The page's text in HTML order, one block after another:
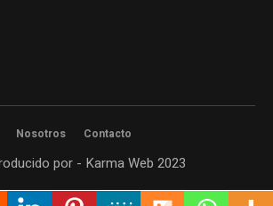
Nosotros Contacto
por - Karma Web 2023